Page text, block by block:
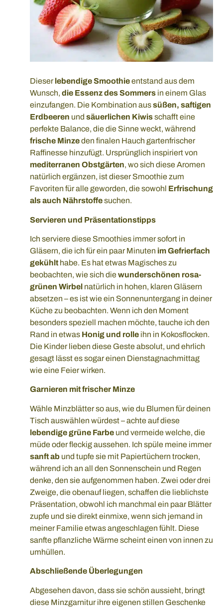
Dieserlebendige Smoothieentstand aus dem
Wunsch, die Essenz des Sommers in einem Glas
einzufangen. Die Kombination aussüßen, saftigen
Erdbeeren und säuerlichen Kiwisschafft eine
perfekte Balance, die die Sinne weckt, während
frische Minzeden finalen Hauch gartenfrischer
Raffinesse hinzufügt. Ursprünglich inspiriert von
mediterranen Obstgärten, wo sich diese Aromen
natürlich ergänzen, ist dieser Smoothie zum
Favoriten für alle geworden, die sowohl Erfrischung
als auch Nährstoffesuchen.
Servieren und Präsentationstipps
Ich serviere diese Smoothies immer sofort in
Gläsern, die ich für ein paar Minuten im Gefrierfach
gekühlt habe. Es hat etwas Magisches zu
beobachten, wie sich diewunderschönen rosa-
grünen Wirbel natürlich in hohen, klaren Gläsern
absetzen – es ist wie ein Sonnenuntergang in deiner
Küche zu beobachten. Wenn ich den Moment
besonders speziell machen möchte, tauche ich den
Rand in etwas Honig und rolle ihn in Kokosflocken.
Die Kinder lieben diese Geste absolut, und ehrlich
gesagt lässt es sogar einen Dienstagnachmittag
wie eine Feier wirken.
Garnieren mit frischer Minze
Wähle Minzblätter so aus, wie du Blumen für deinen
Tisch auswählen würdest – achte auf diese
lebendige grüne Farbe und vermeide welche, die
müde oder fleckig aussehen. Ich spüle meine immer
sanft ab und tupfe sie mit Papiertüchern trocken,
während ich an all den Sonnenschein und Regen
denke, den sie aufgenommen haben. Zwei oder drei
Zweige, die obenauf liegen, schaffen die lieblichste
Präsentation, obwohl ich manchmal ein paar Blätter
zupfe und sie direkt einmixe, wenn sich jemand in
meiner Familie etwas angeschlagen fühlt. Diese
sanfte pflanzliche Wärme scheint einen von innen zu
umhüllen.
Abschließende Überlegungen
Abgesehen davon, dass sie schön aussieht, bringt
diese Minzgarnitur ihre eigenen stillen Geschenke